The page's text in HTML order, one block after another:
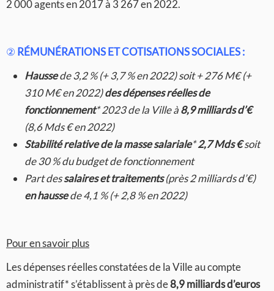
2 000 agents en 2017 à 3 267 en 2022.
② RÉMUNÉRATIONS ET COTISATIONS SOCIALES :
Haussede 3,2 % (+ 3,7 % en 2022) soit + 276 M€ (+
310 M€ en 2022)desdépenses réelles de
fonctionnement* 2023 de la Ville à8,9 milliards d’€
(8,6 Mds € en 2022)
Stabilité relative de la masse salariale*2,7 Mds €soit
de 30 % du budget de fonctionnement
Part dessalaires et traitements(près 2 milliards d’€)
en haussede 4,1 % (+ 2,8 % en 2022)
Pour en savoir plus
Les dépenses réelles constatées de la Ville au compte
administratif* s’établissent à près de8,9 milliards d’euros